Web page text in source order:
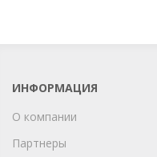
ИНФОРМАЦИЯ
О компании
Партнеры